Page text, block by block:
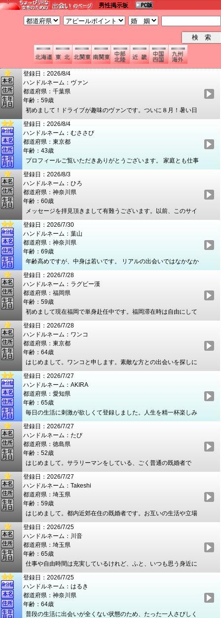
男性掲示板
登録日：2026/8/4
ハンドルネーム：ヴァン
都道府県：千葉県
年齢：59歳
初めまして！ドライブが趣味のヴァンです。ついに８月！暑い日
が続きますね～(^_^;) 先週車のクーラーがこわれてエラい目にあ
いましたが、修理終わって今は激冷えです(^_^)v ドライブデート
などいかがですか。 海でも山でも景色のいい所にお連れします
よ。 多趣味で話題豊富なので退屈はさせません。 年齢や体型、既
婚未婚にこだわらないので、お気軽にメール下さい。待ってます
っ！
登録日：2026/8/4
ハンドルネーム：むささび
都道府県：東京都
年齢：43歳
プロフィールご覧いただきありがとうございます。 家庭とも仕事
とも違う時間を作り、人生を充実させたいと思っています。どれ
も全力で向き合っていますので、ここでの出会いも大切にして同
じように全力で向き合いたいです。お相手の方にも大事な時間を
いただくことになりますので、楽しく充実した時間を過ごしてい
ただけるよう精一杯応えていきます。 趣味・嗜好やフィーリン
グ、性癖まで何かしら大切にされているものがあってこちらに登
録される方がほとんどかと思います。ぜひ率直にお話して一緒に
過ごせる方と出会えたらうれしいです。 普段は人と接することが
多い職種の仕事をしています。話すのも聞くのも苦手ではありま
せんので気軽にお声がけください。よろしくお願いします。
登録日：2026/8/3
ハンドルネーム：ひろ
都道府県：神奈川県
年齢：60歳
メッセージを拝見頂きまして有難うございます。以前、このサイ
トにはお世話になり素敵な女性とお付き合いさせて頂きました。
お別れして時がたち、新たな出逢いを求め登録させて頂きまし
た。日々のメールのやりとりから、お互いに心穏やかなお付き合
いに発展する方との出逢いを期待しています。宜しくお願い致し
ます。
登録日：2026/7/30
ハンドルネーム：葉山
都道府県：神奈川県
年齢：69歳
年齢高めですが、中身は若いです。 リアルの出会いではなかなか
婚外恋愛関係には進めません。 危険ですよね。 そこで実社会で
は全くつながりのないところで素敵な出会いを見つけられたらと
思っています。 結婚では長く恋愛感情やときめきを維持するのは
難しく、人知れず、誰をも傷つけることなく人生最後の恋を楽し
みたいと思います。 多趣味でいろんな活動をしています。 結構モ
テるほうではあります。 割り切りすぎず、重すぎず、ちょワル真
面目にお付き合いしませんか？
登録日：2026/7/28
ハンドルネーム：ラグビー漢
都道府県：福岡県
年齢：59歳
初めまして現在福岡で単身赴任中です。福岡滞在時は自由にして
います。平日は九州各地に出張しています。凄くアクティブと思
います。 埼玉には月1回のペースで戻ります。 3月迄ラグビーを現
役でしていたので若く見られます。 日課はジムで筋トレするのが
日課です。 今迄の経験、体力、トーク等できっと楽しませます。
お逢いして後悔をする用なことにはならないと思います。 お互い
を尊重し合いながら秘密厳守で楽しみましょう。 楽しい時間を共
有出来るのを楽しみにしております。 最後に昔はDJの赤坂泰彦さ
んや、役所広司さんに似ていると言われてました。 貴方に喜ばれ
る様に精一杯頑張ります。 ではご連絡を楽しみにお待ちしており
ます。
登録日：2026/7/28
ハンドルネーム：ワンコ
都道府県：東京都
年齢：64歳
はじめまして。ワンコと申します。素敵な方との出会いを探しに
登録しました。 私は、温厚で優しいと言われ、何事にも誠実であ
りたいと思っており、清潔感にも気を付けています。 楽しくメー
ル交換から始められればと思っています。どうぞ宜しくお願いし
ます。
登録日：2026/7/27
ハンドルネーム：AKIRA
都道府県：愛知県
年齢：65歳
毎日の生活に刺激が欲しくて登録しました。人生を精一杯楽しみ
たいです。一緒に人生を楽しみませんか。普段の生活とは少し違
う、気軽に笑えて、自然体で過ごせる時間があればと思い登録し
ました。 気取らない食事も、少し雰囲気のあるお店も好きです
が、行き先よりも一緒にいる空気を大切にしたい方です。 話を
聞くのも好きですが、よく笑い、いろいろな話をする方だと思い
ます。 最初から関係を決めつけず、まずはメールや食事を通し
て、一緒にいて楽しいか、安心できるかを感じられたら嬉しいで
す。 気が合えば、友人のような安心感だけで終わらず、男女と
しても自然に惹かれ合えたら素敵ですね。 落ち着いた時間も、
少し刺激のある時間も、二人で大切に楽しめる方と出会えたらと
思っています。
登録日：2026/7/27
ハンドルネーム：たび
都道府県：徳島県
年齢：52歳
はじめまして。サラリーマンをしている、ごく普通の既婚者で
す。周りからは性格はポジティブと言われます。日々を楽しく過
ごせるよう、苦手なことでも前向きに取り組むようにしていま
す。日々は仕事と家庭の往復で真面目に過ごしていますが、お互
いにプライベートや家庭の事情を尊重しつつ、癒やし合える大人
の関係を求めて登録しました。まずはメッセージでお互いのこと
を知り、信頼関係を築いてからお会いしたいです。秘密は必ず守
りますので、安心してやり取りしていただければ嬉しいです！よ
ろしくお願いします。
登録日：2026/7/27
ハンドルネーム：Takeshi
都道府県：埼玉県
年齢：59歳
はじめまして。都内近郊在住の既婚者です。お互いの生活や立場
を大切にしながら、無理のない距離感で、穏やかに時間を重ねて
いける方と出会えたらと思っています。日常から少し離れた場所
で、肩の力を抜いて過ごせるひとときや、心が満たされるような
関係が理想です。見た目はスーツでいることが多く、穏やかで紳
士的と言われることが多いです。仕事は外資系企業で役員をして
おり、国内外への出張もありますので、タイミングが合えば出張
先でお会いすることも可能です。スケジュールは比較的柔軟に調
整できます。 まずは気軽にメッセージから、お互いのフィーリン
グを確かめながら、自然な流れで関係を築けたら嬉しいです。心
地よいご縁を楽しみにしています。どうぞよろしくお願いしま
す。
登録日：2026/7/25
ハンドルネーム：川音
都道府県：埼玉県
年齢：65歳
仕事や自由時間は充実しているけれど、ふと、いつも思う身近に
は無い足りないもの探してみたいなと思います。 知り合うことで
お互いに心身ともに癒されて楽しみでもあり生き生きとした日々
になればいいなと思います、相性は大事ですね。 仕事もしていま
す、明るくフランクな性格です、不安や負担はさせないので安心
してよりかかってくれる方が嬉しいです。
登録日：2026/7/25
ハンドルネーム：はるき
都道府県：神奈川県
年齢：64歳
普段の生活に出会いが全くない状態のため、たった一人さびしく